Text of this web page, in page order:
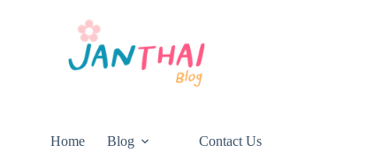
Home Blog Contact Us